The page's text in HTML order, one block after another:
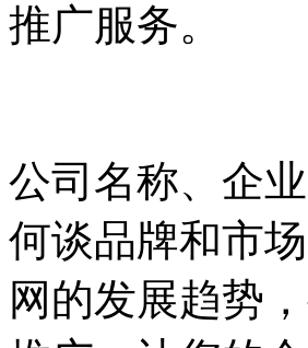
推广服务。
公司名称、企
何谈品牌和市
网的发展趋势